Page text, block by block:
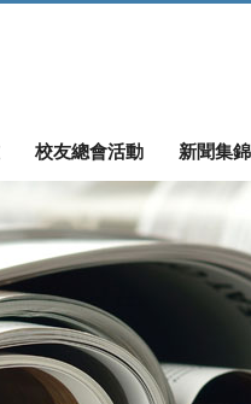
校友總會活動 新聞集錦